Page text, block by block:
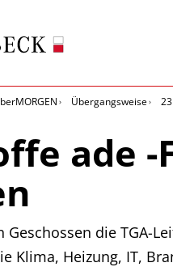
Übergangsweise
ade
die TGA-
Klima, Heizung, IT,